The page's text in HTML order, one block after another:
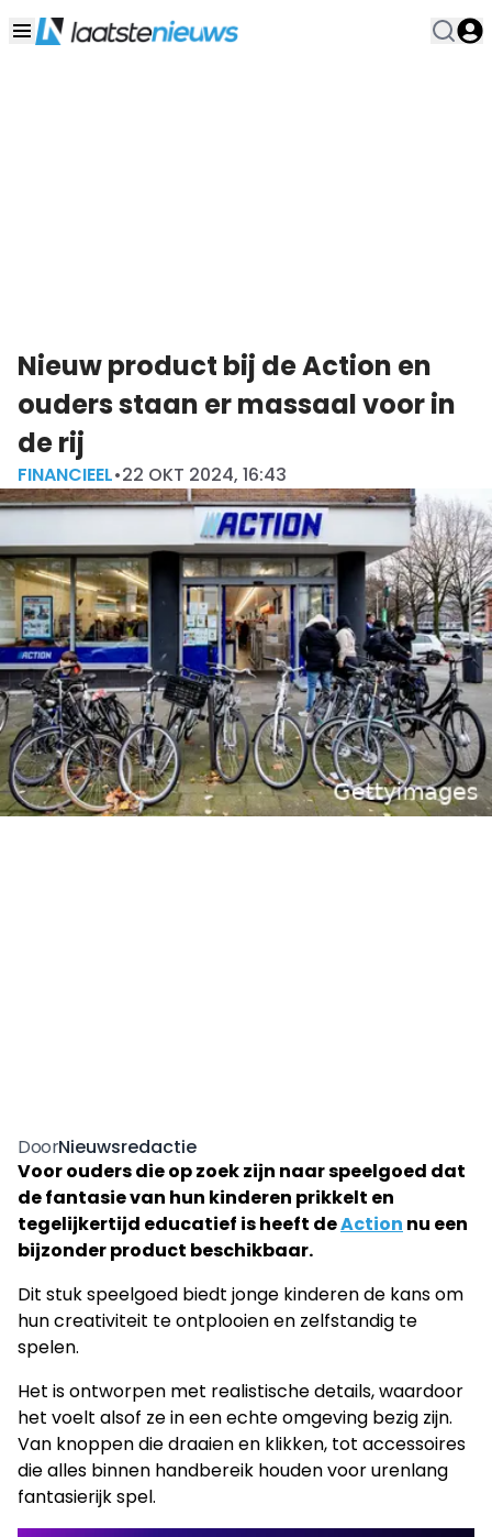
Nieuw product bij de Action en
ouders staan er massaal voor in
de rij
FINANCIEEL•22 OKT 2024, 16:43
DoorNieuwsredactie
Voor ouders die op zoek zijn naar speelgoed dat
de fantasie van hun kinderen prikkelt en
tegelijkertijd educatief is heeft deAction nu een
bijzonder product beschikbaar.
Dit stuk speelgoed biedt jonge kinderen de kans om
hun creativiteit te ontplooien en zelfstandig te
spelen.
Het is ontworpen met realistische details, waardoor
het voelt alsof ze in een echte omgeving bezig zijn.
Van knoppen die draaien en klikken, tot accessoires
die alles binnen handbereik houden voor urenlang
fantasierijk spel.